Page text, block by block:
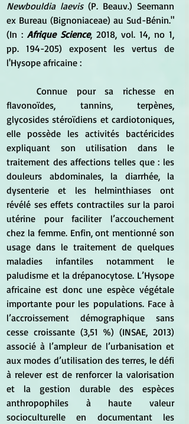
Newbouldia laevis (P. Beauv.) Seemann
ex Bureau (Bignoniaceae) au Sud-Bénin."
(In : Afrique Science, 2018, vol. 14, no 1,
pp. 194-205) exposent les vertus de
l'Hysope africaine :
	Connue pour sa richesse en
flavonoïdes, tannins, terpènes,
glycosides stéroïdiens et cardiotoniques,
elle possède les activités bactéricides
expliquant son utilisation dans le
traitement des affections telles que : les
douleurs abdominales, la diarrhée, la
dysenterie et les helminthiases ont
révélé ses effets contractiles sur la paroi
utérine pour faciliter l’accouchement
chez la femme. Enfin, ont mentionné son
usage dans le traitement de quelques
maladies infantiles notamment le
paludisme et la drépanocytose. L’Hysope
africaine est donc une espèce végétale
importante pour les populations. Face à
l’accroissement démographique sans
cesse croissante (3,51 %) (INSAE, 2013)
associé à l’ampleur de l’urbanisation et
aux modes d’utilisation des terres, le défi
à relever est de renforcer la valorisation
et la gestion durable des espèces
anthropophiles à haute valeur
socioculturelle en documentant les